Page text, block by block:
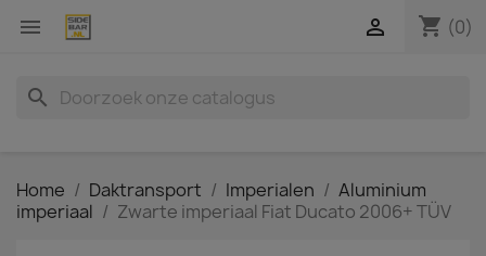
 shopping_cart (0)

search
Home Daktransport Imperialen
Aluminium
imperiaal
Zwarte imperiaal Fiat Ducato 2006+ TÜV